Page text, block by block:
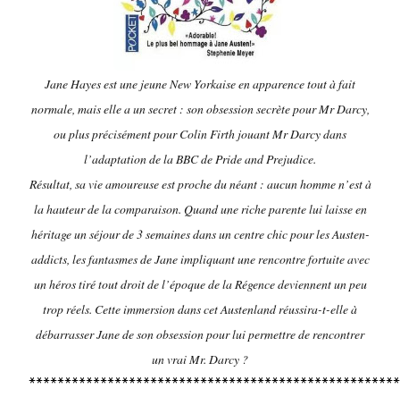
Jane Hayes est une jeune New Yorkaise en apparence tout à fait
normale, mais elle a un secret : son obsession secrète pour Mr Darcy,
ou plus précisément pour Colin Firth jouant Mr Darcy dans
l’adaptation de la BBC de Pride and Prejudice.
Résultat, sa vie amoureuse est proche du néant : aucun homme n’est à
la hauteur de la comparaison. Quand une riche parente lui laisse en
héritage un séjour de 3 semaines dans un centre chic pour les Austen-
addicts, les fantasmes de Jane impliquant une rencontre fortuite avec
un héros tiré tout droit de l’époque de la Régence deviennent un peu
trop réels. Cette immersion dans cet Austenland réussira-t-elle à
débarrasser Jane de son obsession pour lui permettre de rencontrer
un vrai Mr. Darcy ?